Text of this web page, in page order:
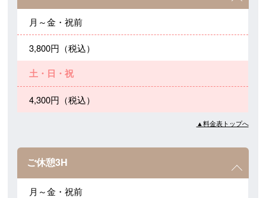
月～金・祝前
3,800円（税込）
土・日・祝
4,300円（税込）
▲料金表トップへ
ご休憩3H
月～金・祝前